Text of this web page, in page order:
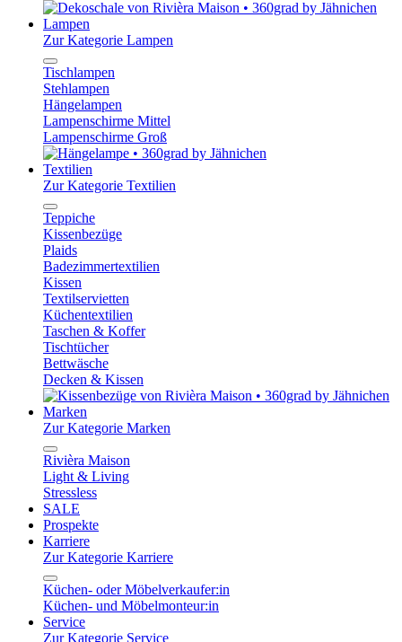
Lampen
Zur Kategorie Lampen
Tischlampen
Stehlampen
Hängelampen
Lampenschirme Mittel
Lampenschirme Groß
Textilien
Zur Kategorie Textilien
Teppiche
Kissenbezüge
Plaids
Badezimmertextilien
Kissen
Textilservietten
Küchentextilien
Taschen & Koffer
Tischtücher
Bettwäsche
Decken & Kissen
Marken
Zur Kategorie Marken
Rivièra Maison
Light & Living
Stressless
SALE
Prospekte
Karriere
Zur Kategorie Karriere
Küchen- oder Möbelverkaufer:in
Küchen- und Möbelmonteur:in
Service
Zur Kategorie Service